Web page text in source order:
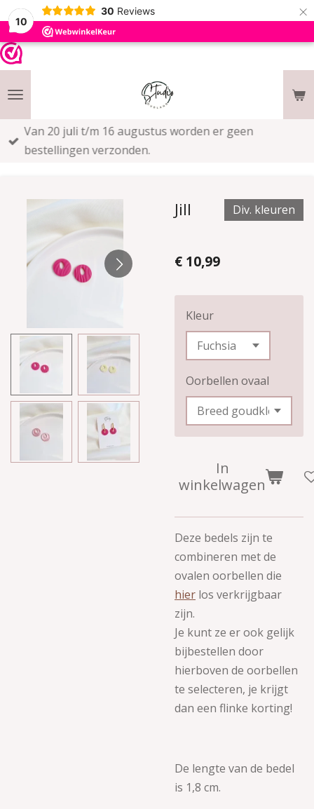
10
30 Reviews ×
Van 20 juli t/m 16 augustus worden er geen
bestellingen verzonden.
Jill Div. kleuren
€ 10,99
Kleur
Oorbellen ovaal
In
winkelwagen
Deze bedels zijn te
combineren met de
ovalen oorbellen die
hier los verkrijgbaar
zijn.
Je kunt ze er ook gelijk
bijbestellen door
hierboven de oorbellen
te selecteren, je krijgt
dan een flinke korting!
De lengte van de bedel
is 1,8 cm.